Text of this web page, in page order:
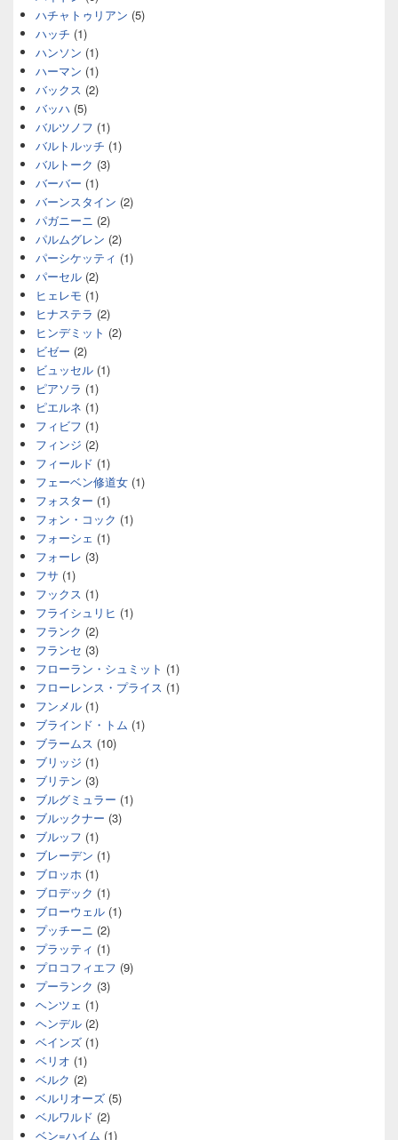
ハチャトゥリアン (5)
ハッチ (1)
ハンソン (1)
ハーマン (1)
バックス (2)
バッハ (5)
バルツノフ (1)
バルトルッチ (1)
バルトーク (3)
バーバー (1)
バーンスタイン (2)
パガニーニ (2)
パルムグレン (2)
パーシケッティ (1)
パーセル (2)
ヒェレモ (1)
ヒナステラ (2)
ヒンデミット (2)
ビゼー (2)
ビュッセル (1)
ピアソラ (1)
ピエルネ (1)
フィビフ (1)
フィンジ (2)
フィールド (1)
フェーベン修道女 (1)
フォスター (1)
フォン・コック (1)
フォーシェ (1)
フォーレ (3)
フサ (1)
フックス (1)
フライシュリヒ (1)
フランク (2)
フランセ (3)
フローラン・シュミット (1)
フローレンス・プライス (1)
フンメル (1)
ブラインド・トム (1)
ブラームス (10)
ブリッジ (1)
ブリテン (3)
ブルグミュラー (1)
ブルックナー (3)
ブルッフ (1)
ブレーデン (1)
ブロッホ (1)
ブロデック (1)
ブローウェル (1)
プッチーニ (2)
プラッティ (1)
プロコフィエフ (9)
プーランク (3)
ヘンツェ (1)
ヘンデル (2)
ベインズ (1)
ベリオ (1)
ベルク (2)
ベルリオーズ (5)
ベルワルド (2)
ベン=ハイム (1)